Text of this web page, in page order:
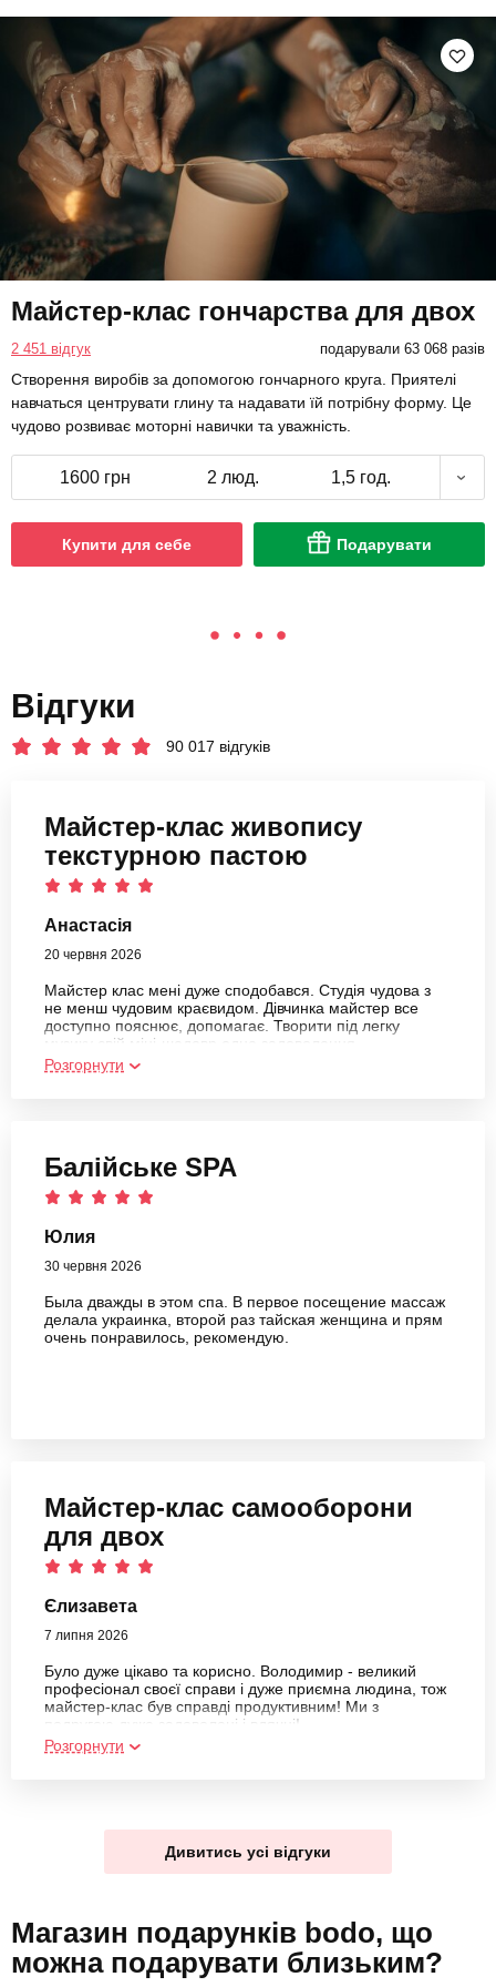
Майстер-клас гончарства для двох
2 451 відгук подарували 63 068 разів
Створення виробів за допомогою гончарного круга. Приятелі
навчаться центрувати глину та надавати їй потрібну форму. Це
чудово розвиває моторні навички та уважність.
1600 грн 2 люд. 1,5 год.
Купити для себе Подарувати
Відгуки
90 017 відгуків
Майстер-клас живопису
текстурною пастою
Анастасія
20 червня 2026
Майстер клас мені дуже сподобався. Студія чудова з
не менш чудовим краєвидом. Дівчинка майстер все
доступно пояснює, допомагає. Творити під легку
музику свій міні-шедевр одне задоволення
Розгорнути
Балійське SPA
Юлия
30 червня 2026
Была дважды в этом спа. В первое посещение массаж
делала украинка, второй раз тайская женщина и прям
очень понравилось, рекомендую.
Майстер-клас самооборони
для двох
Єлизавета
7 липня 2026
Було дуже цікаво та корисно. Володимир - великий
професіонал своєї справи і дуже приємна людина, тож
майстер-клас був справді продуктивним! Ми з
подругою дуже задоволені і вдячні!
Розгорнути
Дивитись усі відгуки
Магазин подарунків bodo, що
можна подарувати близьким?